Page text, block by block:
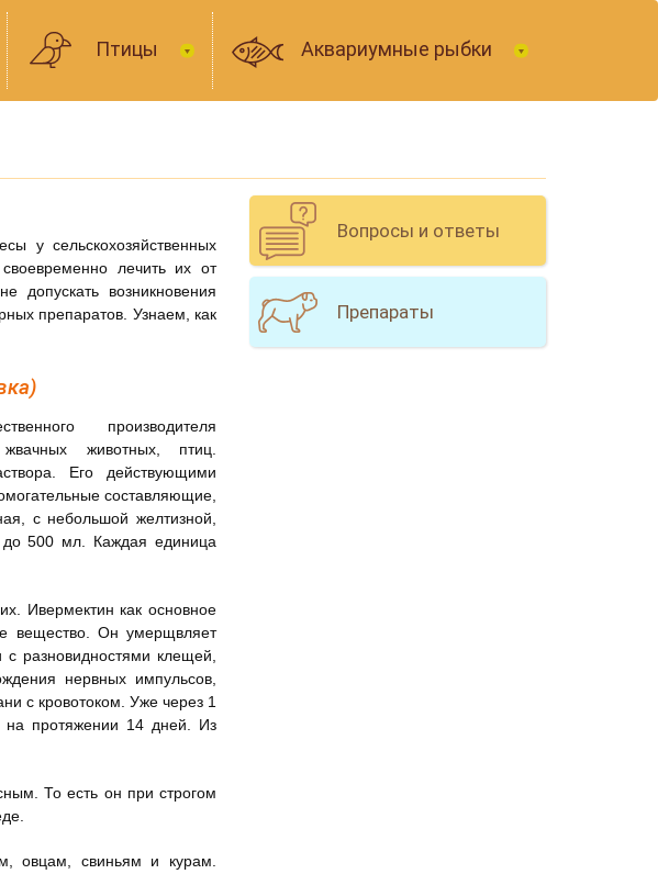
Птицы Аквариумные рыбки
у сельскохозяйственных
лечить их от
допускать возникновения
препаратов. Узнаем, как
производителя
животных, птиц.
Его действующими
составляющие,
с небольшой желтизной,
до 500 мл. Каждая единица
Ивермектин как основное
вещество. Он умерщвляет
разновидностями клещей,
нервных импульсов,
с кровотоком. Уже через 1
на протяжении 14 дней. Из
То есть он при строгом
овцам, свиньям и курам.
Вопросы и ответы
Препараты